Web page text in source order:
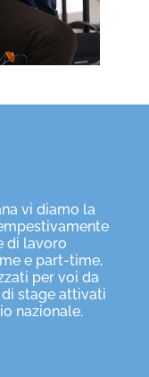
vi diamo la
di lavoro
e part-time,
per voi da
stage attivati
nazionale.